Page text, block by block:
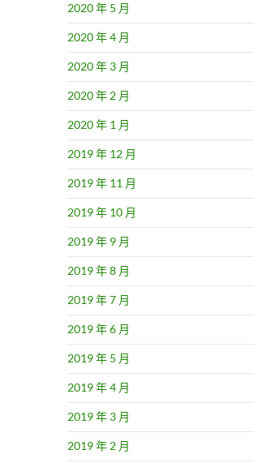
2020 年 5 月
2020 年 4 月
2020 年 3 月
2020 年 2 月
2020 年 1 月
2019 年 12 月
2019 年 11 月
2019 年 10 月
2019 年 9 月
2019 年 8 月
2019 年 7 月
2019 年 6 月
2019 年 5 月
2019 年 4 月
2019 年 3 月
2019 年 2 月